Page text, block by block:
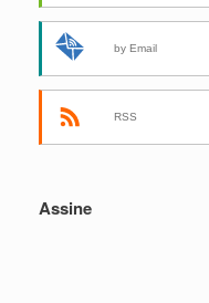
by Email
RSS
Assine